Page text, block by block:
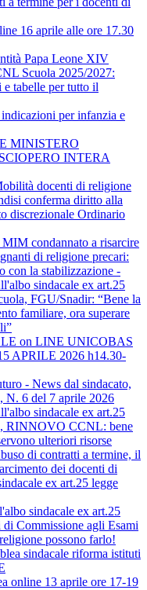
16 aprile alle ore 17.30
Papa Leone XIV
Scuola 2025/2027:
e tabelle per tutto il
per infanzia e
MINISTERO
INTERA
docenti di religione
conferma diritto alla
discrezionale Ordinario
condannato a risarcire
di religione precari:
con la stabilizzazione -
sindacale ex art.25
FGU/Snadir: “Bene la
familiare, ora superare
on LINE UNICOBAS
APRILE 2026 h14.30-
- News dal sindacato,
N. 6 del 7 aprile 2026
sindacale ex art.25
RINNOVO CCNL: bene
ulteriori risorse
di contratti a termine, il
dei docenti di
ex art.25 legge
sindacale ex art.25
Commissione agli Esami
possono farlo!
sindacale riforma istituti
online 13 aprile ore 17-19